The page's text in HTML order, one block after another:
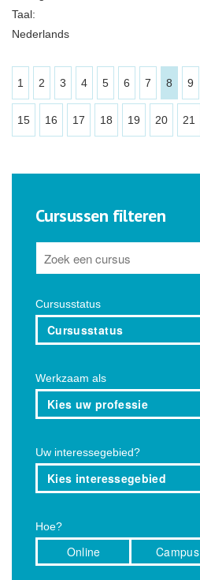
Taal:
Nederlands
1 2 3 4 5 6 7 8 9
15 16 17 18 19 20 21
Cursussen filteren
Cursusstatus
Cursusstatus
Werkzaam als
Kies uw professie
Uw interessegebied?
Kies interessegebied
Hoe?
Online Campus